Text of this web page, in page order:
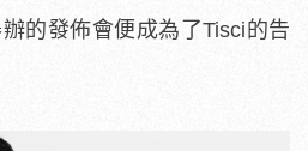
的發佈會便成為了Tisci的告